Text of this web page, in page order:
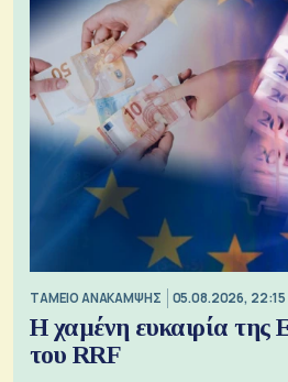
ΤΑΜΕΙΟ ΑΝΑΚΑΜΨΗΣ 05.08.2026, 22:15
Η χαμένη ευκαιρία της
του RRF